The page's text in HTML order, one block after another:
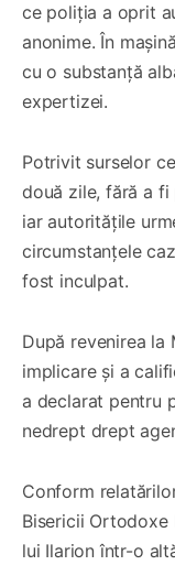
ce poliția a oprit
anonime. În
cu o substanță
expertizei.
Potrivit surselor
două zile, fără a fi
iar autoritățile
circumstanțele
fost inculpat.
După revenirea la
implicare și a
a declarat pentru
nedrept drept
Conform
Bisericii Ortodoxe
lui Ilarion într-o